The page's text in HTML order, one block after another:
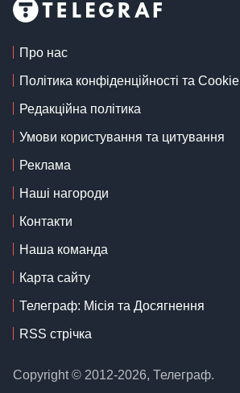
Про нас
Політика конфіденційності та Cookie
Редакційна політика
Умови користування та цитування
Реклама
Наші нагороди
Контакти
Наша команда
Карта сайту
Телеграф: Місія та Досягнення
RSS стрічка
Copyright © 2012-2026, Телеграф.